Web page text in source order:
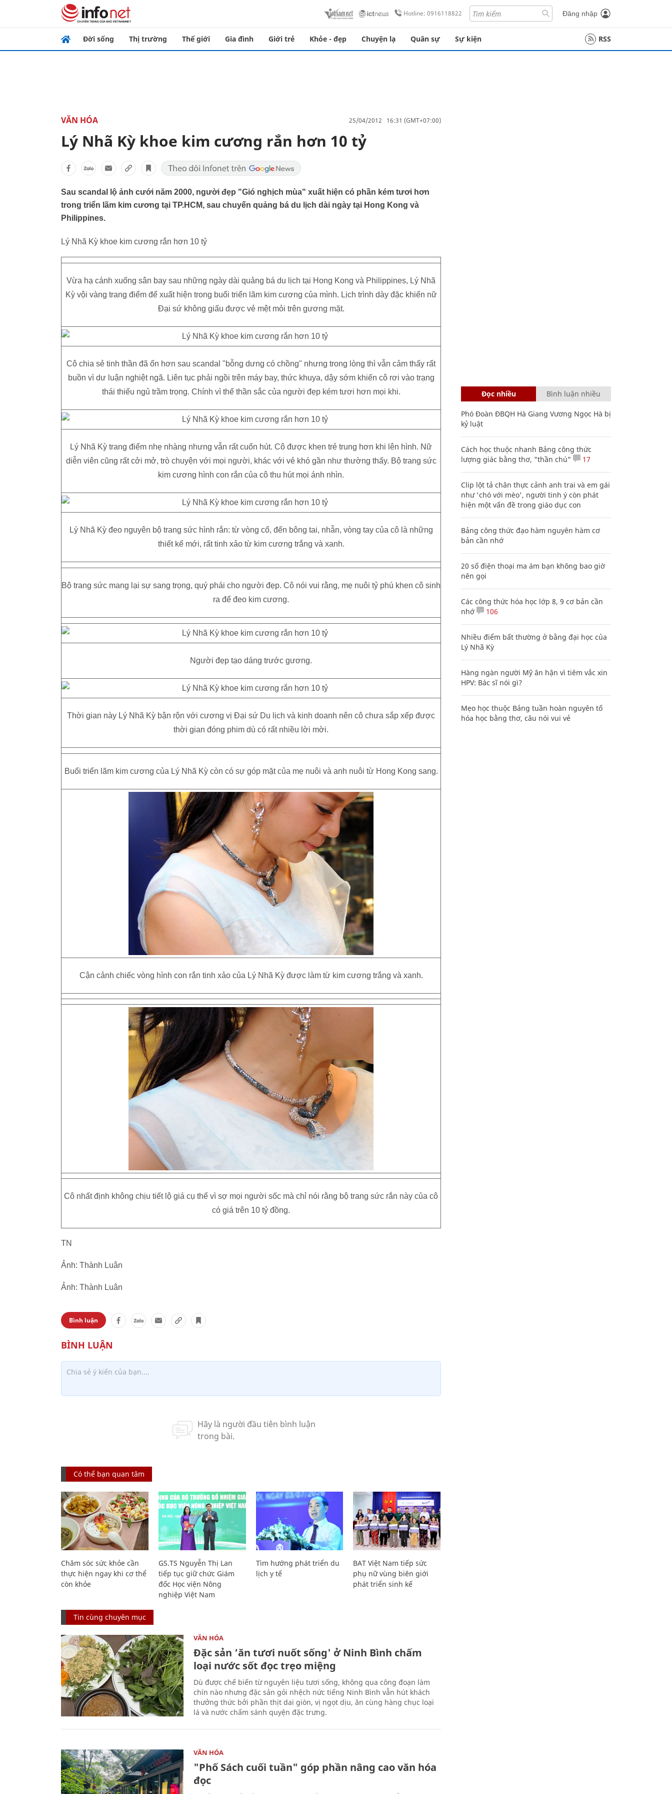
Hotline: 0916118822 Đăng nhập
Đời sống Thị trường Thế giới Gia đình Giới trẻ Khỏe - đẹp Chuyện lạ Quân sự Sự kiện RSS
VĂN HÓA 25/04/2012 16:31 (GMT+07:00)
Lý Nhã Kỳ khoe kim cương rắn hơn 10 tỷ
Sau scandal lộ ảnh cưới năm 2000, người đẹp "Gió nghịch mùa" xuất hiện có phần kém tươi hơn
trong triển lãm kim cương tại TP.HCM, sau chuyến quảng bá du lịch dài ngày tại Hong Kong và
Philippines.
Lý Nhã Kỳ khoe kim cương rắn hơn 10 tỷ
Vừa hạ cánh xuống sân bay sau những ngày dài quảng bá du lịch tại Hong Kong và Philippines, Lý Nhã
Kỳ vội vàng trang điểm để xuất hiện trong buổi triển lãm kim cương của mình. Lịch trình dày đặc khiến nữ
Đại sứ không giấu được vẻ mệt mỏi trên gương mặt.
Cô chia sẻ tinh thần đã ổn hơn sau scandal "bỗng dưng có chồng" nhưng trong lòng thì vẫn cảm thấy rất
buồn vì dư luận nghiệt ngã. Liên tục phải ngồi trên máy bay, thức khuya, dậy sớm khiến cô rơi vào trạng
thái thiếu ngủ trầm trọng. Chính vì thế thần sắc của người đẹp kém tươi hơn mọi khi.
Lý Nhã Kỳ trang điểm nhẹ nhàng nhưng vẫn rất cuốn hút. Cô được khen trẻ trung hơn khi lên hình. Nữ
diễn viên cũng rất cởi mở, trò chuyện với mọi người, khác với vẻ khó gần như thường thấy. Bộ trang sức
kim cương hình con rắn của cô thu hút mọi ánh nhìn.
Lý Nhã Kỳ đeo nguyên bộ trang sức hình rắn: từ vòng cổ, đến bông tai, nhẫn, vòng tay của cô là những
thiết kế mới, rất tinh xảo từ kim cương trắng và xanh.
Bộ trang sức mang lại sự sang trọng, quý phái cho người đẹp. Cô nói vui rằng, mẹ nuôi tỷ phú khen cô sinh
ra để đeo kim cương.
Người đẹp tạo dáng trước gương.
Thời gian này Lý Nhã Kỳ bận rộn với cương vị Đại sứ Du lịch và kinh doanh nên cô chưa sắp xếp được
thời gian đóng phim dù có rất nhiều lời mời.
Buổi triển lãm kim cương của Lý Nhã Kỳ còn có sự góp mặt của mẹ nuôi và anh nuôi từ Hong Kong sang.
Cận cảnh chiếc vòng hình con rắn tinh xảo của Lý Nhã Kỳ được làm từ kim cương trắng và xanh.
Cô nhất định không chịu tiết lộ giá cụ thể vì sợ mọi người sốc mà chỉ nói rằng bộ trang sức rắn này của cô
có giá trên 10 tỷ đồng.
TN
Ảnh: Thành Luân
Ảnh: Thành Luân
Bình luận
Có thể bạn quan tâm
Chăm sóc sức khỏe cần
thực hiện ngay khi cơ thể
còn khỏe
GS.TS Nguyễn Thị Lan
tiếp tục giữ chức Giám
đốc Học viện Nông
nghiệp Việt Nam
Tìm hướng phát triển du
lịch y tế
BAT Việt Nam tiếp sức
phụ nữ vùng biên giới
phát triển sinh kế
Tin cùng chuyên mục
VĂN HÓA
Đặc sản ‘ăn tươi nuốt sống' ở Ninh Bình chấm
loại nước sốt đọc trẹo miệng
Dù được chế biến từ nguyên liệu tươi sống, không qua công đoạn làm
chín nào nhưng đặc sản gỏi nhệch nức tiếng Ninh Bình vẫn hút khách
thưởng thức bởi phần thịt dai giòn, vị ngọt dịu, ăn cùng hàng chục loại
lá và nước chấm sánh quyện đặc trưng.
VĂN HÓA
"Phố Sách cuối tuần" góp phần nâng cao văn hóa
đọc
Đọc nhiều Bình luận nhiều
Phó Đoàn ĐBQH Hà Giang Vương Ngọc Hà bị
kỷ luật
Cách học thuộc nhanh Bảng công thức
lượng giác bằng thơ, "thần chú"
17
Clip lột tả chân thực cảnh anh trai và em gái
như 'chó với mèo', người tinh ý còn phát
hiện một vấn đề trong giáo dục con
Bảng công thức đạo hàm nguyên hàm cơ
bản cần nhớ
20 số điện thoại ma ám bạn không bao giờ
nên gọi
Các công thức hóa học lớp 8, 9 cơ bản cần
nhớ
106
Nhiều điểm bất thường ở bằng đại học của
Lý Nhã Kỳ
Hàng ngàn người Mỹ ân hận vì tiêm vắc xin
HPV: Bác sĩ nói gì?
Mẹo học thuộc Bảng tuần hoàn nguyên tố
hóa học bằng thơ, câu nói vui vẻ